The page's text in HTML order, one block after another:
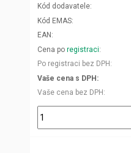
Kód dodavatele
Kód EMAS
EAN
Cena po registraci
Po registraci bez DPH
Vaše cena s DPH
Vaše cena bez DPH